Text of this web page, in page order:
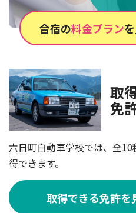
合宿の料金プラン
取
免
六日町自動車学校では、全
得できます。
取得できる免許を